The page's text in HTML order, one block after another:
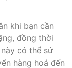
khi bạn cần
đồng thời
có thể sử
hàng hoá đến